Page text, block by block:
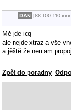
DAN
Mě jde icq
ale nejde xtraz a vše
a jěště že nemam
Zpět do poradny